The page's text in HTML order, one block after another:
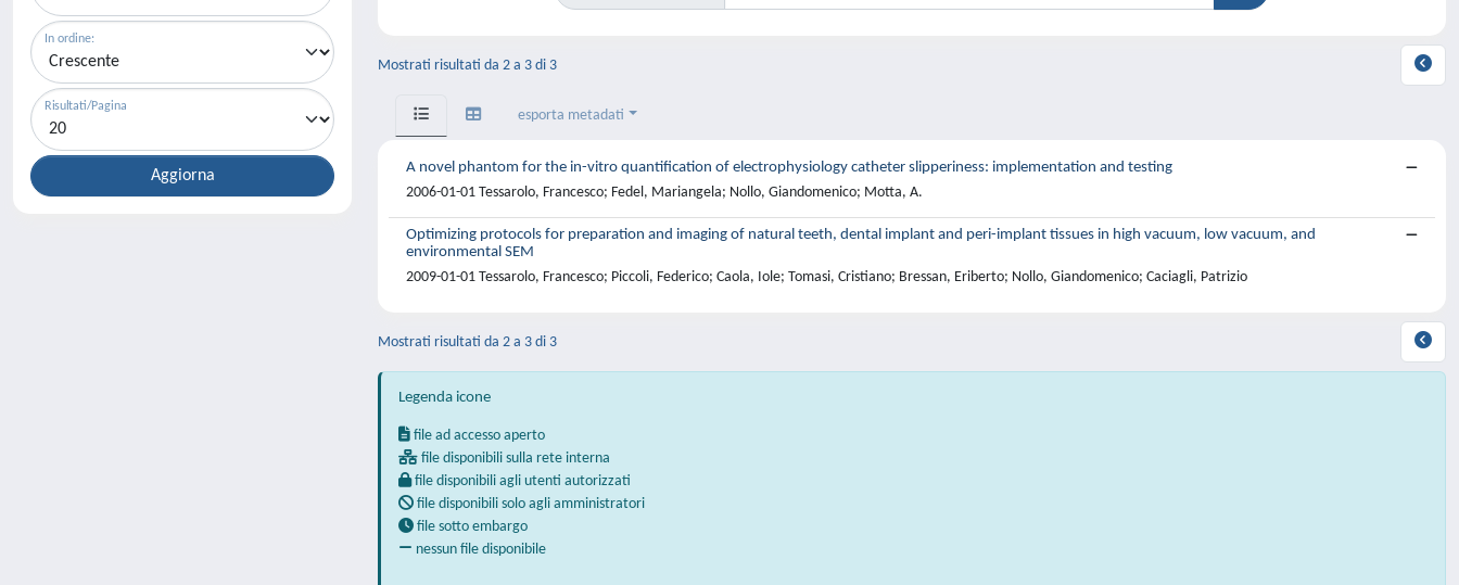
In ordine:
Risultati/Pagina
Mostrati risultati da 2 a 3 di 3
esporta metadati
A novel phantom for the in-vitro quantification of electrophysiology catheter slipperiness: implementation and testing
2006-01-01 Tessarolo, Francesco; Fedel, Mariangela; Nollo, Giandomenico; Motta, A.
Optimizing protocols for preparation and imaging of natural teeth, dental implant and peri-implant tissues in high vacuum, low vacuum, and
environmental SEM
2009-01-01 Tessarolo, Francesco; Piccoli, Federico; Caola, Iole; Tomasi, Cristiano; Bressan, Eriberto; Nollo, Giandomenico; Caciagli, Patrizio
Mostrati risultati da 2 a 3 di 3
Legenda icone
file ad accesso aperto
file disponibili sulla rete interna
file disponibili agli utenti autorizzati
file disponibili solo agli amministratori
file sotto embargo
nessun file disponibile